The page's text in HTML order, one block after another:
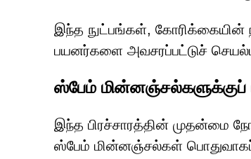
இந்த நுட்பங்கள், கோரிக்கையின்
பயனர்களை அவசரப்பட்டுச்
ஸ்பேம்
இந்த பிரச்சாரத்தின் முதன்மை
ஸ்பேம் மின்னஞ்சல்கள் பொதுவாகப்